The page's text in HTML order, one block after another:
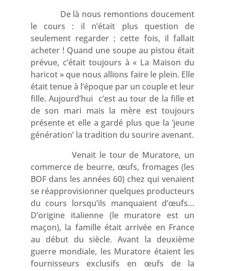
De là nous remontions doucement
le cours : il n’était plus question de
seulement regarder ; cette fois, il fallait
acheter ! Quand une soupe au pistou était
prévue, c’était toujours à « La Maison du
haricot » que nous allions faire le plein. Elle
était tenue à l’époque par un couple et leur
fille. Aujourd’hui c’est au tour de la fille et
de son mari mais la mère est toujours
présente et elle a gardé plus que la ‘jeune
génération’ la tradition du sourire avenant.
Venait le tour de Muratore, un
commerce de beurre, œufs, fromages (les
BOF dans les années 60) chez qui venaient
se réapprovisionner quelques producteurs
du cours lorsqu’ils manquaient d’œufs…
D’origine italienne (le muratore est un
maçon), la famille était arrivée en France
au début du siècle. Avant la deuxième
guerre mondiale, les Muratore étaient les
fournisseurs exclusifs en œufs de la